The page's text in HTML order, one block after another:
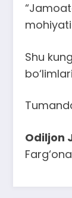
Shu
Odiljon